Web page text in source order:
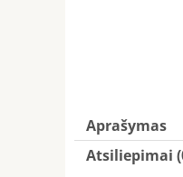
Aprašymas
Atsiliepimai